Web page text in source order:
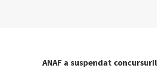
ANAF a suspendat